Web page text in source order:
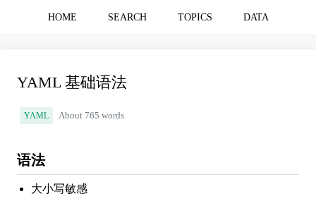
HOME SEARCH TOPICS DATA
YAML 基础语法
YAML About 765 words
语法
大小写敏感